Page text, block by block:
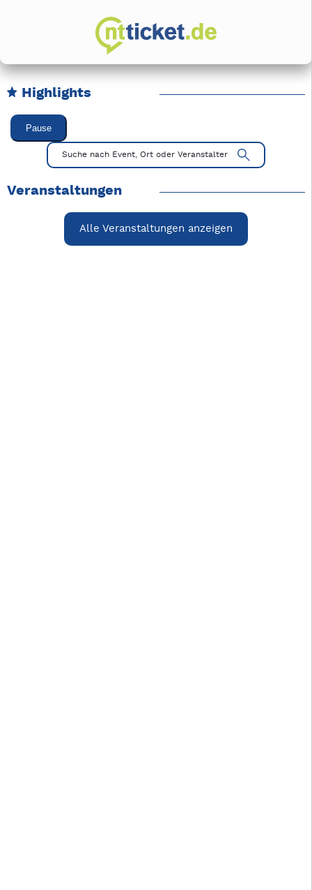
Highlights
Karussell Veranstaltungen überspringen
Pause
Mit Tab zu den Steuerelementen wechseln. Mit Pfeiltasten
Suche nach Event, Ort oder Veranstalter
Veranstaltungen
Alle Veranstaltungen anzeigen